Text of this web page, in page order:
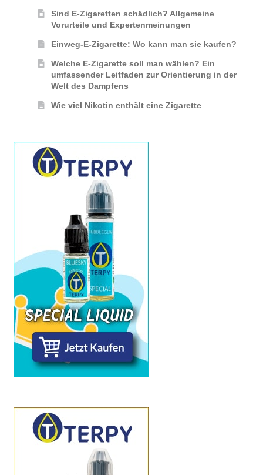
Sind E-Zigaretten schädlich? Allgemeine
Vorurteile und Expertenmeinungen
Einweg-E-Zigarette: Wo kann man sie kaufen?
Welche E-Zigarette soll man wählen? Ein
umfassender Leitfaden zur Orientierung in der
Welt des Dampfens
Wie viel Nikotin enthält eine Zigarette